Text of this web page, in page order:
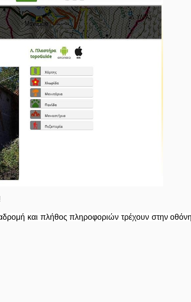
και πλήθος πληροφοριών τρέχουν στην